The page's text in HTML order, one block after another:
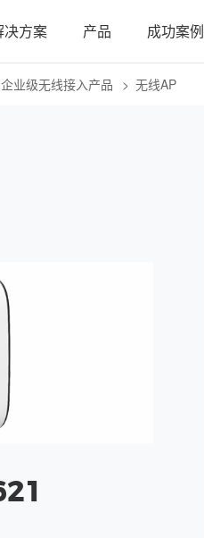
决方案 产品 成功案例
企业级无线接入产品 无线AP